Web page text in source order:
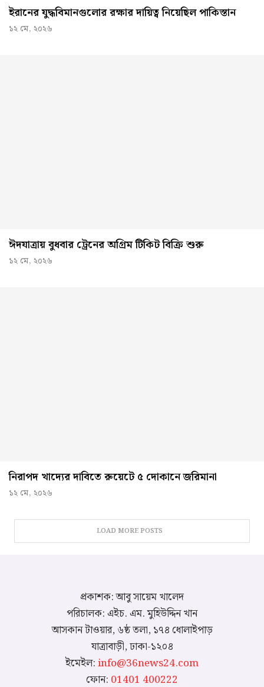
ইরানের যুদ্ধবিমানগুলোর রক্ষার দায়িত্ব নিয়েছিল পাকিস্তান
১২ মে, ২০২৬
ঈদযাত্রায় বুধবার ট্রেনের অগ্রিম টিকিট বিক্রি শুরু
১২ মে, ২০২৬
নিরাপদ খাদ্যের দাবিতে রুয়েটে ৫ দোকানে জরিমানা
১২ মে, ২০২৬
LOAD MORE POSTS
প্রকাশক: আবু সায়েম খালেদ
পরিচালক: এইচ. এম. মুহিউদ্দিন খান
আসকান টাওয়ার, ৬ষ্ঠ তলা, ১৭৪ ধোলাইপাড়
যাত্রাবাড়ী, ঢাকা-১২০৪
ইমেইল:info@36news24.com
ফোন: 01401 400222